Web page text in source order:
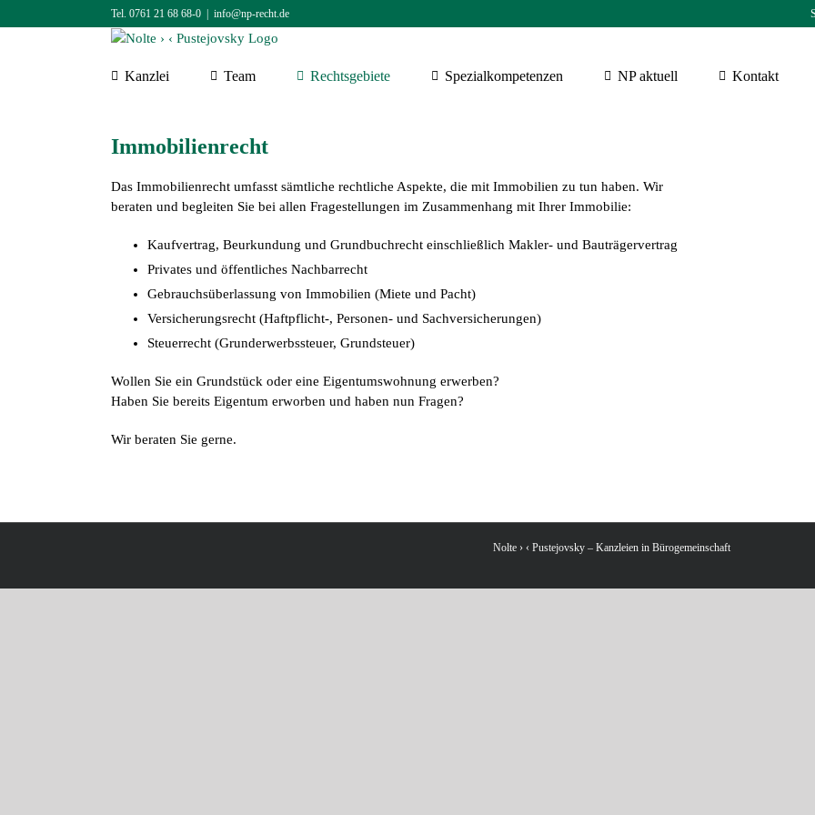
Inhalt
Tel. 0761 21 68 68-0 info@np-recht.de
Kanzlei Team Rechtsgebiete Spezialkompetenzen NP aktuell Kontakt
Immobilienrecht
Das Immobilienrecht umfasst sämtliche rechtliche Aspekte, die mit Immobilien zu tun haben. Wir
beraten und begleiten Sie bei allen Fragestellungen im Zusammenhang mit Ihrer Immobilie:
Kaufvertrag, Beurkundung und Grundbuchrecht einschließlich Makler- und Bauträgervertrag
Privates und öffentliches Nachbarrecht
Gebrauchsüberlassung von Immobilien (Miete und Pacht)
Versicherungsrecht (Haftpflicht-, Personen- und Sachversicherungen)
Steuerrecht (Grunderwerbssteuer, Grundsteuer)
Wollen Sie ein Grundstück oder eine Eigentumswohnung erwerben?
Haben Sie bereits Eigentum erworben und haben nun Fragen?
Wir beraten Sie gerne.
Nolte › ‹ Pustejovsky – Kanzleien in Bürogemeinschaft